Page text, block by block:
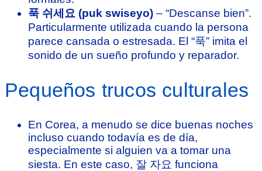
푹 쉬세요 (puk swiseyo) – “Descanse bien”.
Particularmente utilizada cuando la persona
parece cansada o estresada. El “푹” imita el
sonido de un sueño profundo y reparador.
Pequeños trucos culturales
En Corea, a menudo se dice buenas noches
incluso cuando todavía es de día,
especialmente si alguien va a tomar una
siesta. En este caso, 잘 자요 funciona